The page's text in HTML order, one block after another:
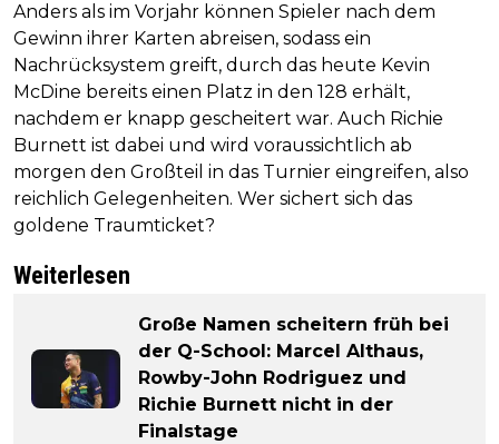
Anders als im Vorjahr können Spieler nach dem
Gewinn ihrer Karten abreisen, sodass ein
Nachrücksystem greift, durch das heute Kevin
McDine bereits einen Platz in den 128 erhält,
nachdem er knapp gescheitert war. Auch Richie
Burnett ist dabei und wird voraussichtlich ab
morgen den Großteil in das Turnier eingreifen, also
reichlich Gelegenheiten. Wer sichert sich das
goldene Traumticket?
Weiterlesen
Große Namen scheitern früh bei
der Q-School: Marcel Althaus,
Rowby-John Rodriguez und
Richie Burnett nicht in der
Finalstage